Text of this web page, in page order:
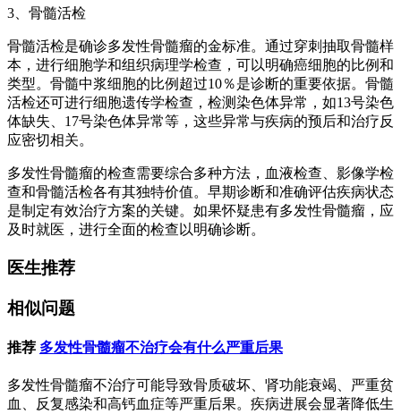
3、骨髓活检
骨髓活检是确诊多发性骨髓瘤的金标准。通过穿刺抽取骨髓样
本，进行细胞学和组织病理学检查，可以明确癌细胞的比例和
类型。骨髓中浆细胞的比例超过10％是诊断的重要依据。骨髓
活检还可进行细胞遗传学检查，检测染色体异常，如13号染色
体缺失、17号染色体异常等，这些异常与疾病的预后和治疗反
应密切相关。
多发性骨髓瘤的检查需要综合多种方法，血液检查、影像学检
查和骨髓活检各有其独特价值。早期诊断和准确评估疾病状态
是制定有效治疗方案的关键。如果怀疑患有多发性骨髓瘤，应
及时就医，进行全面的检查以明确诊断。
医生推荐
相似问题
推荐 多发性骨髓瘤不治疗会有什么严重后果
多发性骨髓瘤不治疗可能导致骨质破坏、肾功能衰竭、严重贫
血、反复感染和高钙血症等严重后果。疾病进展会显著降低生